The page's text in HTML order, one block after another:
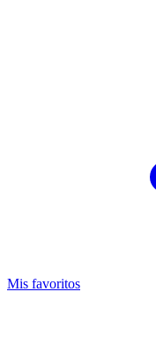
Mis favoritos